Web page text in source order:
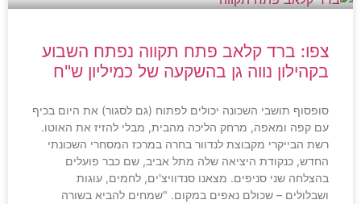
צפו: ברד קלאב פתח תקווה נפתח השבוע
בקהילון נווה גן בהשקעה של כמיליון ש"ח
סופסוף תושבי השכונה יכולים לפתוח (גם לסגור) את היום בכיף
עם קפה ומאפה, מרחק הליכה מהבית, מבלי להזיז את האוטו.
רשת הבייקרי מקבוצת לנדוור בחרה במרכז המסחרי השכונתי
החדש, כנקודת היציאה שלה מתל אביב, שם כבר פועלים
בהצלחה שני סניפים. מצאנו סנדוויצ'ים, לחמים, עוגות
ושבלולים – שכולם נאפים במקום. "שמחים להביא בשורה